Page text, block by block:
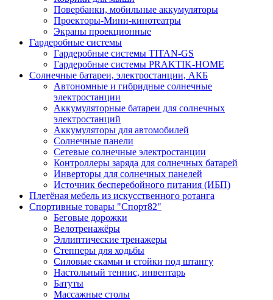
Повербанки, мобильные аккумуляторы
Проекторы-Мини-кинотеатры
Экраны проекционные
Гардеробные системы
Гардеробные системы TITAN-GS
Гардеробные системы PRAKTIK-HOME
Солнечные батареи, электростанции, АКБ
Автономные и гибридные солнечные
электростанции
Аккумуляторные батареи для солнечных
электростанций
Аккумуляторы для автомобилей
Солнечные панели
Сетевые солнечные электростанции
Контроллеры заряда для солнечных батарей
Инверторы для солнечных панелей
Источник бесперебойного питания (ИБП)
Плетёная мебель из искусственного ротанга
Спортивные товары "Спорт82"
Беговые дорожки
Велотренажёры
Эллиптические тренажеры
Степперы для ходьбы
Силовые скамьи и стойки под штангу
Настольный теннис, инвентарь
Батуты
Массажные столы